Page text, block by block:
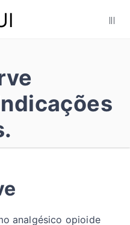
analgésico opioide